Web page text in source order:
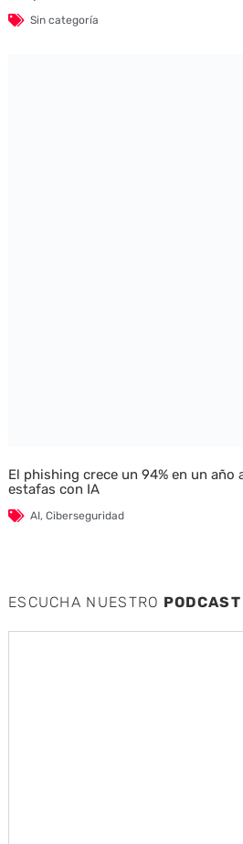
Sin categoría
El phishing crece un 94% en un año
estafas con IA
AI, Ciberseguridad
ESCUCHA NUESTRO PODCAST